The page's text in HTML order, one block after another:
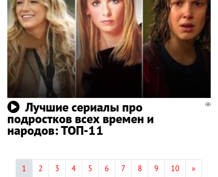
Лучшие сериалы про
подростков всех времен и
народов: ТОП-11
1 2 3 4 5 6 7 8 9 10 »